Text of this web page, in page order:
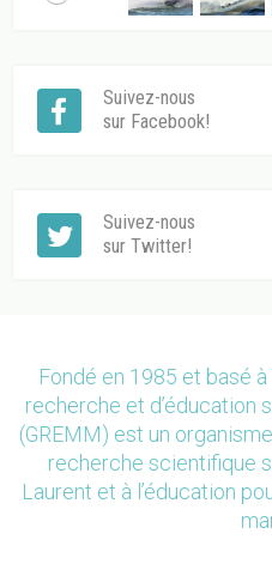
Suivez-nous
sur Facebook!
Suivez-nous
sur Twitter!
Fondé en 1985 et basé
recherche et d’éducation
(GREMM) est un
recherche scientifique
Laurent et à l’éducation